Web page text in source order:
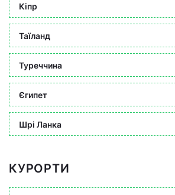
Кіпр
Таїланд
Туреччина
Єгипет
Шрі Ланка
КУРОРТИ